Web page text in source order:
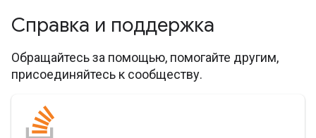
Справка и поддержка
Обращайтесь за помощью, помогайте другим,
присоединяйтесь к сообществу.